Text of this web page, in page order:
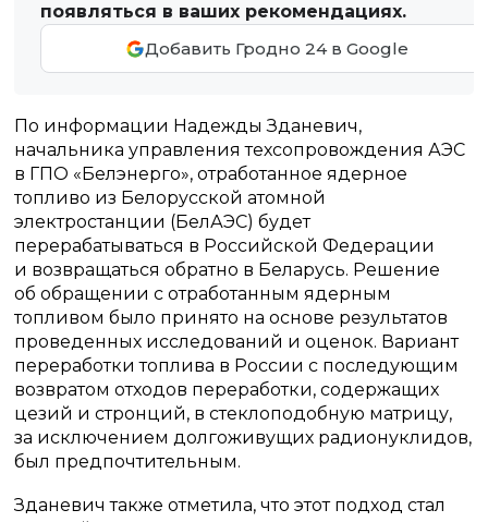
появляться в ваших рекомендациях.
Добавить Гродно 24 в Google
По информации Надежды Зданевич,
начальника управления техсопровождения АЭС
в ГПО «Белэнерго», отработанное ядерное
топливо из Белорусской атомной
электростанции (БелАЭС) будет
перерабатываться в Российской Федерации
и возвращаться обратно в Беларусь. Решение
об обращении с отработанным ядерным
топливом было принято на основе результатов
проведенных исследований и оценок. Вариант
переработки топлива в России с последующим
возвратом отходов переработки, содержащих
цезий и стронций, в стеклоподобную матрицу,
за исключением долгоживущих радионуклидов,
был предпочтительным.
Зданевич также отметила, что этот подход стал